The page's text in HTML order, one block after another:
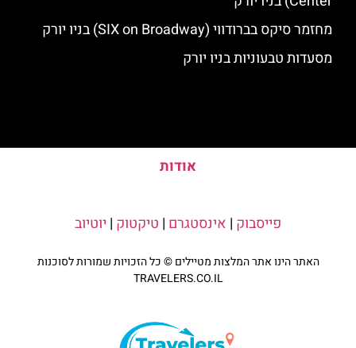
מחזמר סיקס בברודווי (SIX on Broadway) בניו יורק
מסעדות טבעוניות בניו יורק
אודות
פייסבוק | אינסטגרם | טיקטוק | יוטיוב
האתר הינו אתר המלצות מטיילים © כל הזכויות שמורות לסוכנות
TRAVELERS.CO.IL